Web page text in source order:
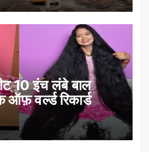
10 इंच लंबे बाल
वर्ल्ड रिकार्ड